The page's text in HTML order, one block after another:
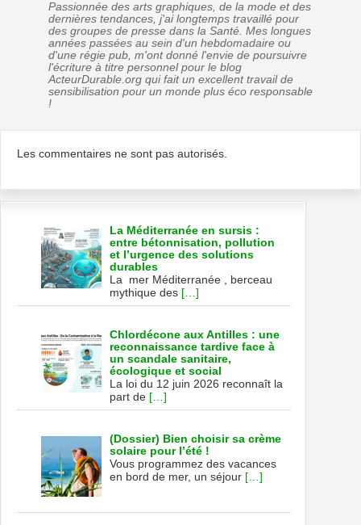
Passionnée des arts graphiques, de la mode et des
dernières tendances, j'ai longtemps travaillé pour
des groupes de presse dans la Santé. Mes longues
années passées au sein d'un hebdomadaire ou
d'une régie pub, m'ont donné l'envie de poursuivre
l'écriture à titre personnel pour le blog
ActeurDurable.org qui fait un excellent travail de
sensibilisation pour un monde plus éco responsable
!
Les commentaires ne sont pas autorisés.
La Méditerranée en sursis :
entre bétonnisation, pollution
et l’urgence des solutions
durables
La mer Méditerranée , berceau
mythique des […]
Chlordécone aux Antilles : une
reconnaissance tardive face à
un scandale sanitaire,
écologique et social
La loi du 12 juin 2026 reconnaît la
part de […]
(Dossier) Bien choisir sa crème
solaire pour l’été !
Vous programmez des vacances
en bord de mer, un séjour […]